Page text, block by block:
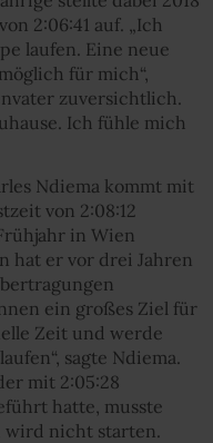
2:06:41 auf. „Ich
laufen. Eine neue
für mich“,
zuversichtlich.
Ich fühle mich
Ndiema kommt mit
von 2:08:12
in Wien
hat er vor drei Jahren
ein großes Ziel für
Zeit und werde
sagte Ndiema.
mit 2:05:28
hatte, musste
wird nicht starten.